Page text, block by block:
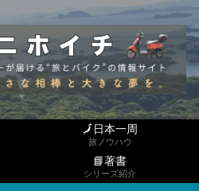
🗾日本一周
旅ノウハウ
📘著書
シリーズ紹介